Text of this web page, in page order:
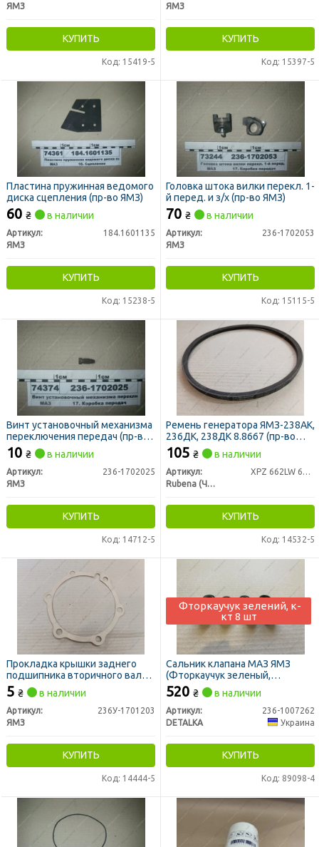
ЯМЗ
КУПИТЬ
Код: 15419-5
ЯМЗ
КУПИТЬ
Код: 15397-5
Пластина пружинная ведомого
диска сцепления (пр-во ЯМЗ)
60 ₴ в наличии
Артикул:
184.1601135
ЯМЗ
КУПИТЬ
Код: 15238-5
Головка штока вилки перекл. 1-
й перед. и з/х (пр-во ЯМЗ)
70 ₴ в наличии
Артикул:
236-1702053
ЯМЗ
КУПИТЬ
Код: 15115-5
Винт установочный механизма
переключения передач (пр-во
ЯМЗ)
10 ₴ в наличии
Артикул:
236-1702025
ЯМЗ
КУПИТЬ
Код: 14712-5
Ремень генератора ЯМЗ-238АК,
236ДК, 238ДК 8.8667 (пр-во
RUBENA)
105 ₴ в наличии
Артикул:
XPZ 662LW 675LA
Rubena (Чехия)
КУПИТЬ
Код: 14532-5
Прокладка крышки заднего
подшипника вторичного вала
ЯМЗ (пр-во ЯМЗ)
5 ₴ в наличии
Артикул:
236У-1701203
ЯМЗ
КУПИТЬ
Код: 14444-5
Сальник клапана МАЗ ЯМЗ
(Фторкаучук зеленый,
комплект 8 шт) (DETALKA)
520 ₴ в наличии
Артикул:
236-1007262
DETALKA
Украина
КУПИТЬ
Код: 89098-4
Фторкаучук зелений, к-
кт 8 шт